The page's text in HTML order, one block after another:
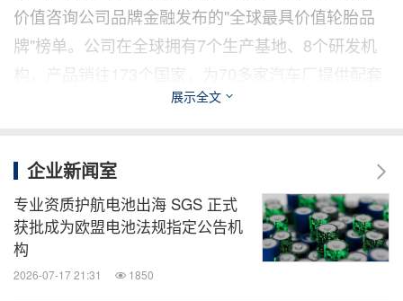
价值咨询公司品牌金融发布的"全球最具价值轮胎品
牌"榜单。公司在全球拥有7个生产基地、8个研发机
服务，车企配套量超3亿条，连续多年位居中国轮胎
位。
关于SGS（官微：SGS官方）
SGS是国际公认的测试、检验和认证机构，拥有
展示全文
企业新闻室
专业资质护航电池出海 SGS 正式
获批成为欧盟电池法规指定公告机
构
2026-07-17 21:31 1850